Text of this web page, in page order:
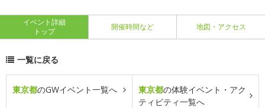
イベント詳細
トップ
開催時間など 地図・アクセス
一覧に戻る
東京都のGWイベント一覧へ 東京都の体験イベント・アク
ティビティ一覧へ